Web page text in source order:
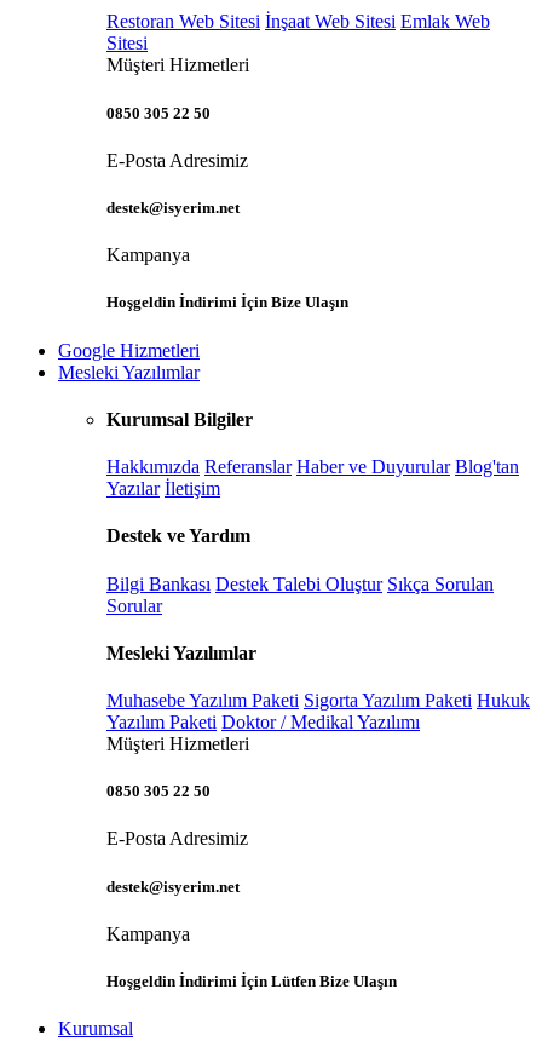
Restoran Web Sitesi İnşaat Web Sitesi Emlak Web
Sitesi
Müşteri Hizmetleri
0850 305 22 50
E-Posta Adresimiz
destek@isyerim.net
Kampanya
Hoşgeldin İndirimi İçin Bize Ulaşın
Google Hizmetleri
Mesleki Yazılımlar
Kurumsal Bilgiler
Hakkımızda Referanslar Haber ve Duyurular Blog'tan
Yazılar İletişim
Destek ve Yardım
Bilgi Bankası Destek Talebi Oluştur Sıkça Sorulan
Sorular
Mesleki Yazılımlar
Muhasebe Yazılım Paketi Sigorta Yazılım Paketi Hukuk
Yazılım Paketi Doktor / Medikal Yazılımı
Müşteri Hizmetleri
0850 305 22 50
E-Posta Adresimiz
destek@isyerim.net
Kampanya
Hoşgeldin İndirimi İçin Lütfen Bize Ulaşın
Kurumsal